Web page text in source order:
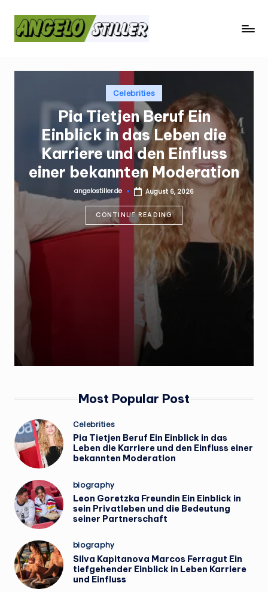
a
t
il
r
Posted
in Celebrities
Pia Tietjen Beruf Ein
Einblick in das Leben die
Karriere und den Einfluss
einer bekannten Moderation
Posted
by
angelostiller.de August 6, 2026
CONTINUE READING
Most Popular Post
Posted
in
Celebrities
Pia Tietjen Beruf Ein Einblick in das
Leben die Karriere und den Einfluss einer
bekannten Moderation
Posted
in
biography
Leon Goretzka Freundin Ein Einblick in
sein Privatleben und die Bedeutung
seiner Partnerschaft
Posted
in
biography
Silva Kapitanova Marcos Ferragut Ein
tiefgehender Einblick in Leben Karriere
und Einfluss